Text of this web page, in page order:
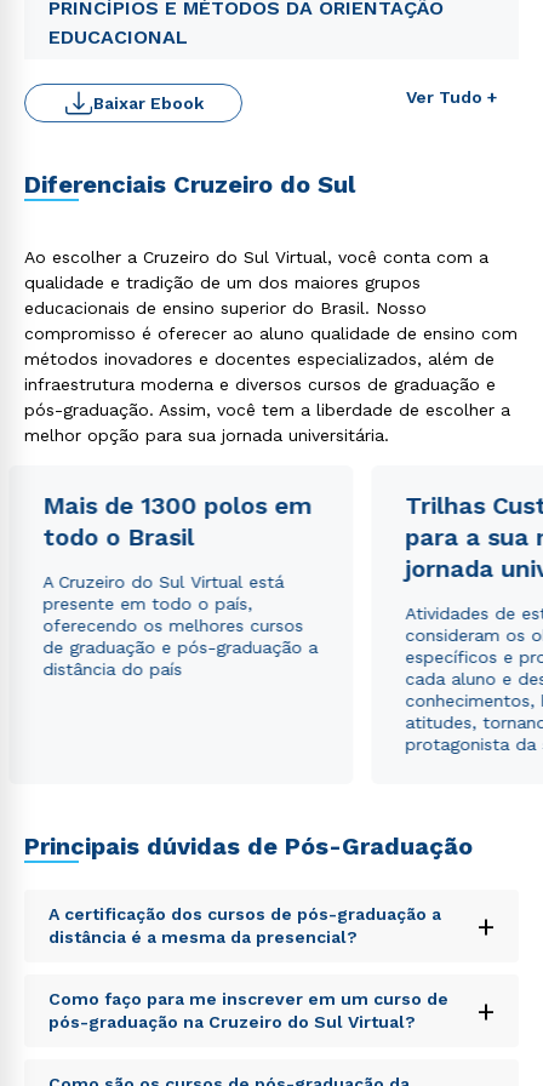
PRINCÍPIOS E MÉTODOS DA ORIENTAÇÃO
EDUCACIONAL
Ver Tudo +
Baixar Ebook
Diferenciais Cruzeiro do Sul
Ao escolher a Cruzeiro do Sul Virtual, você conta com a
qualidade e tradição de um dos maiores grupos
educacionais de ensino superior do Brasil. Nosso
compromisso é oferecer ao aluno qualidade de ensino com
métodos inovadores e docentes especializados, além de
infraestrutura moderna e diversos cursos de graduação e
pós-graduação. Assim, você tem a liberdade de escolher a
melhor opção para sua jornada universitária.
Mais de 1300 polos em
todo o Brasil
A Cruzeiro do Sul Virtual está
presente em todo o país,
oferecendo os melhores cursos
de graduação e pós-graduação a
distância do país
Trilhas
para a sua
jornada
Atividades de
consideram os
específicos e
cada aluno e
conhecimentos,
atitudes,
protagonista da
Principais dúvidas de Pós-Graduação
A certificação dos cursos de pós-graduação a
distância é a mesma da presencial?
+
Sed ut perspiciatis unde omnis iste natus error sit
voluptatem accusantium doloremque laudantium,
totam rem aperiam, eaque ipsa quae ab illo inventore
Como faço para me inscrever em um curso de
pós-graduação na Cruzeiro do Sul Virtual?
+
Sed ut perspiciatis unde omnis iste natus error sit
Rápido e fácil
WhatsApp
ou
autorizo que meus dados sejam utilizados para o
envio de conteúdos da Cruzeiro do Sul.